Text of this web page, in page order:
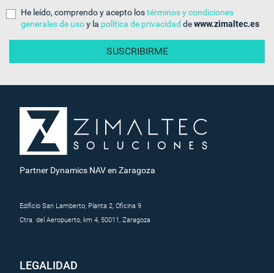
He leído, comprendo y acepto lostérminos y condiciones
generales de usoy la política de privacidad dewww.zimaltec.es
Partner Dynamics NAV en Zaragoza
Edificio San Lamberto, Planta 2, Oficina 9
Ctra. del Aeropuerto, km 4, 50011, Zaragoza
LEGALIDAD